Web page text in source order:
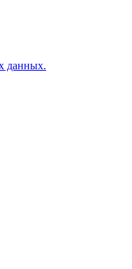
данных.